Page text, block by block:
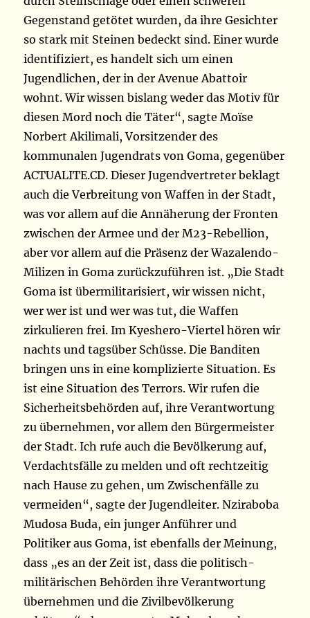
Gegenstand getötet wurden, da ihre Gesichter
so stark mit Steinen bedeckt sind. Einer wurde
identifiziert, es handelt sich um einen
Jugendlichen, der in der Avenue Abattoir
wohnt. Wir wissen bislang weder das Motiv für
diesen Mord noch die Täter“, sagte Moïse
Norbert Akilimali, Vorsitzender des
kommunalen Jugendrats von Goma, gegenüber
ACTUALITE.CD. Dieser Jugendvertreter beklagt
auch die Verbreitung von Waffen in der Stadt,
was vor allem auf die Annäherung der Fronten
zwischen der Armee und der M23-Rebellion,
aber vor allem auf die Präsenz der Wazalendo-
Milizen in Goma zurückzuführen ist. „Die Stadt
Goma ist übermilitarisiert, wir wissen nicht,
wer wer ist und wer was tut, die Waffen
zirkulieren frei. Im Kyeshero-Viertel hören wir
nachts und tagsüber Schüsse. Die Banditen
bringen uns in eine komplizierte Situation. Es
ist eine Situation des Terrors. Wir rufen die
Sicherheitsbehörden auf, ihre Verantwortung
zu übernehmen, vor allem den Bürgermeister
der Stadt. Ich rufe auch die Bevölkerung auf,
Verdachtsfälle zu melden und oft rechtzeitig
nach Hause zu gehen, um Zwischenfälle zu
vermeiden“, sagte der Jugendleiter. Nziraboba
Mudosa Buda, ein junger Anführer und
Politiker aus Goma, ist ebenfalls der Meinung,
dass „es an der Zeit ist, dass die politisch-
militärischen Behörden ihre Verantwortung
übernehmen und die Zivilbevölkerung